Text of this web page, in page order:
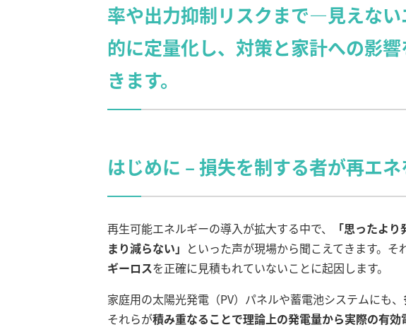
率や出力抑制リスクまで—見えな
的に定量化し、対策と家計への影
きます。
はじめに – 損失を制する者が再エ
再生可能エネルギーの導入が拡大する中で、
「思ったよ
まり減らない」 といった声が現場から聞こえてきます。そ
ギーロスを正確に見積もれていないことに起因します。
家庭用の太陽光発電（PV）パネルや蓄電池システムにも、
それらが積み重なることで理論上の発電量から実際の有効